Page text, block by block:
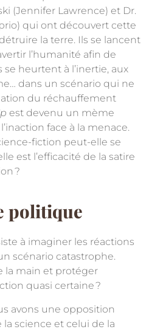
(Jennifer Lawrence) et Dr.
qui ont découvert cette
la terre. Ils se lancent
l’humanité afin de
se heurtent à l’inertie, aux
dans un scénario qui ne
du réchauffement
est devenu un mème
face à la menace.
fiction peut-elle se
est l’efficacité de la satire
?
politique
à imaginer les réactions
scénario catastrophe.
la main et protéger
quasi certaine?
avons une opposition
science et celui de la